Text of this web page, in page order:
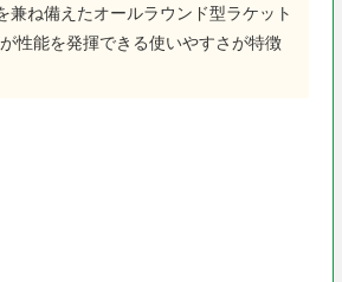
ね備えたオールラウンド型ラケット
性能を発揮できる使いやすさが特徴